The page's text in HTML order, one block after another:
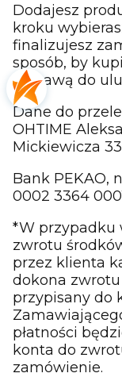
Dodajesz
kroku
finalizujesz
sposób, by
dostawą do
Dane do
OHTIME
Mickiewicza
Bank PEKAO,
0002 3364
*W przypadku
zwrotu
przez klienta
dokona
przypisany do
płatności
konta do
zamówienie.